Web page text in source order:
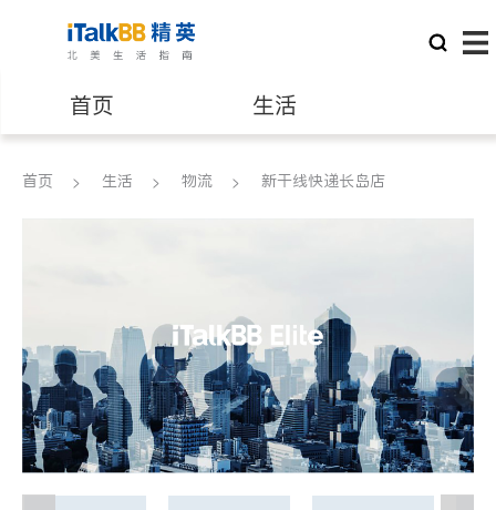
首页 生活
医生 律师
养老 非盈利组织
首页 生活 物流 新干线快递长岛店